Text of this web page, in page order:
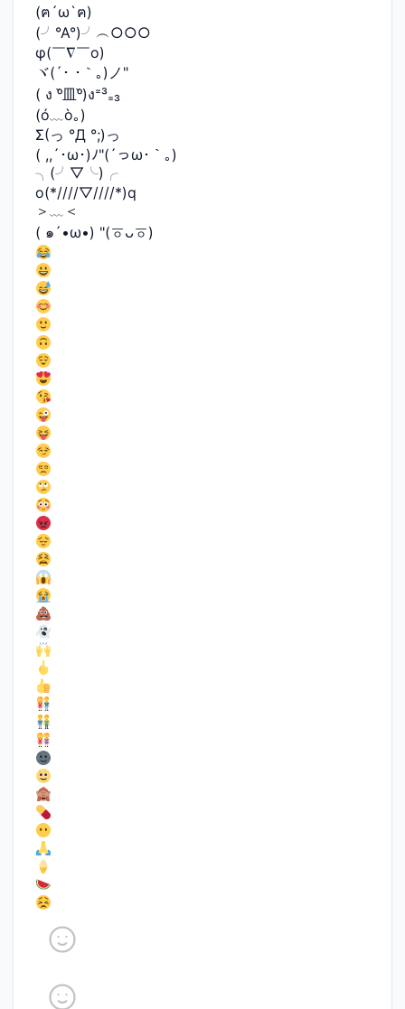
(ฅ´ω`ฅ)
(╯°A°)╯︵○○○
φ(￣∇￣o)
ヾ(´･ ･｀｡)ノ"
( ง ᵒ̌皿ᵒ̌)ง⁼³₌₃
(ó﹏ò｡)
Σ(っ °Д °;)っ
( ,,´･ω･)ﾉ"(´っω･｀｡)
╮(╯▽╰)╭
o(*////▽////*)q
＞﹏＜
( ๑´•ω•) "(ㆆᴗㆆ)